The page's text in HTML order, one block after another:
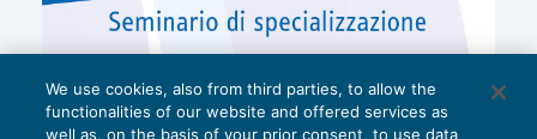
We use cookies, also from third parties, to allow the
functionalities of our website and offered services as
well as, on the basis of your prior consent, to use data